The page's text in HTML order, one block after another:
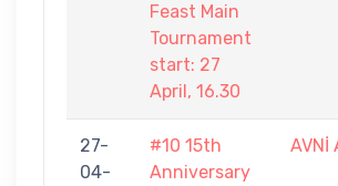
Feast Main
Tournament
start: 27
April, 16.30
27-
04-
#10 15th
Anniversary
AVNİ